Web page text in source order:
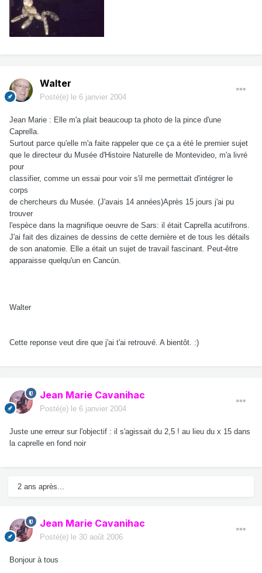
Walter
Posté(e) le 6 janvier 2004
Jean Marie : Elle m'a plait beaucoup ta photo de la pince d'une
Caprella.
Surtout parce qu'elle m'a faite rappeler que ce ça a été le premier sujet
que le directeur du Musée d'Histoire Naturelle de Montevideo, m'a livré
pour
classifier, comme un essai pour voir s'il me permettait d'intégrer le
corps
de chercheurs du Musée. (J'avais 14 années)Après 15 jours j'ai pu
trouver
l'espèce dans la magnifique oeuvre de Sars: il était Caprella acutifrons.
J'ai fait des dizaines de dessins de cette dernière et de tous les détails
de son anatomie. Elle a était un sujet de travail fascinant. Peut-être
apparaisse quelqu'un en Cancún.
Walter
Cette reponse veut dire que j'ai t'ai retrouvé. A bientôt. :)
Jean Marie Cavanihac
Posté(e) le 6 janvier 2004
Juste une erreur sur l'objectif : il s'agissait du 2,5 ! au lieu du x 15 dans
la caprelle en fond noir
2 ans après...
Jean Marie Cavanihac
Posté(e) le 30 août 2006
Bonjour à tous